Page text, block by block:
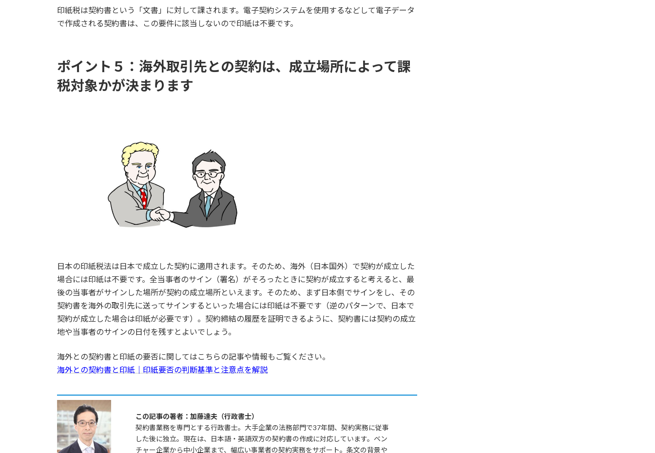
印紙税は契約書という「文書」に対して課されます。電子契約システムを使用するなどして電子データ
で作成される契約書は、この要件に該当しないので印紙は不要です。
ポイント５：海外取引先との契約は、成立場所によって課
税対象かが決まります
日本の印紙税法は日本で成立した契約に適用されます。そのため、海外（日本国外）で契約が成立した
場合には印紙は不要です。全当事者のサイン（署名）がそろったときに契約が成立すると考えると、最
後の当事者がサインした場所が契約の成立場所といえます。そのため、まず日本側でサインをし、その
契約書を海外の取引先に送ってサインするといった場合には印紙は不要です（逆のパターンで、日本で
契約が成立した場合は印紙が必要です）。契約締結の履歴を証明できるように、契約書には契約の成立
地や当事者のサインの日付を残すとよいでしょう。
海外との契約書と印紙の要否に関してはこちらの記事や情報もご覧ください。
海外との契約書と印紙｜印紙要否の判断基準と注意点を解説
この記事の著者 ：加藤達夫（行政書士）
契約書業務を専門とする行政書士。大手企業の法務部門で37年間、契約実務に従事
した後に独立。現在は、日本語・英語双方の契約書の作成に対応しています。ベン
チャー企業から中小企業まで、幅広い事業者の契約実務をサポート。条文の背景や